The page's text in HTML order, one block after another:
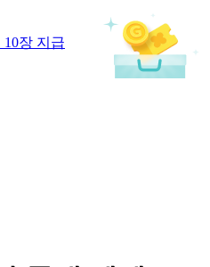
10장 지급